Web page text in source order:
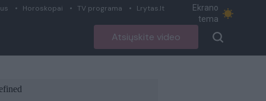
Horoskopai TV programa Lrytas.lt
Ekrano
tema
Atsiųskite video